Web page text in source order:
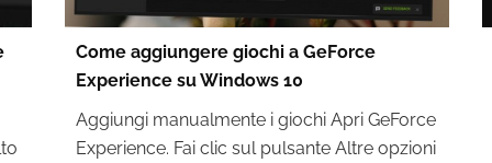
Come aggiungere giochi a GeForce
Experience su Windows 10
Aggiungi manualmente i giochi Apri GeForce
Experience. Fai clic sul pulsante Altre opzioni